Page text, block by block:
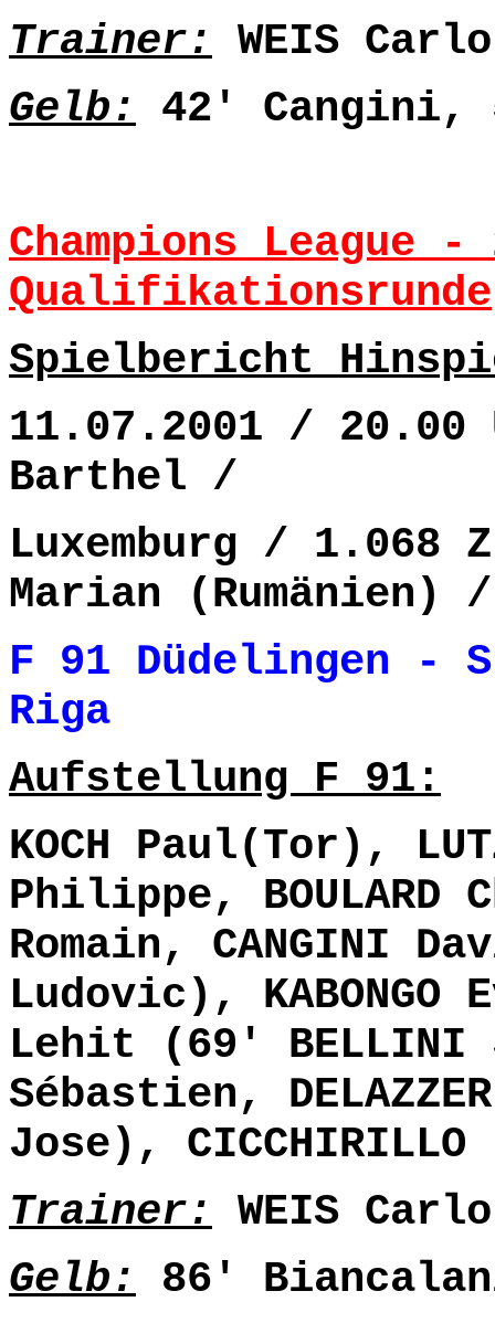
Trainer: WEIS
Gelb: 42' Cangini,
Champions League -
Qualifikationsrunde
Spielbericht
11.07.2001 / 20.00
Barthel /
Luxemburg / 1.068
Marian (Rumänien) /
F 91 Düdelingen -
Riga 1-
Aufstellung F 91:
KOCH Paul(Tor),
Philippe, BOULARD
Romain, CANGINI
Ludovic), KABONGO
Lehit (69' BELLINI
Sébastien,
Jose),
Trainer: WEIS
Gelb: 86'